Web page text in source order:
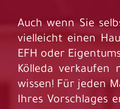
Auch wenn Sie
vielleicht einen
EFH oder
Kölleda verkaufen
wissen! Für jeden
Ihres Vorschlages